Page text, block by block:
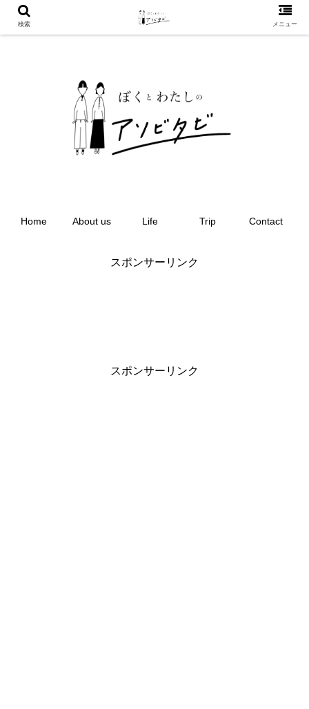
Home About us Life Trip Contact
スポンサーリンク
スポンサーリンク
検索 メニュー